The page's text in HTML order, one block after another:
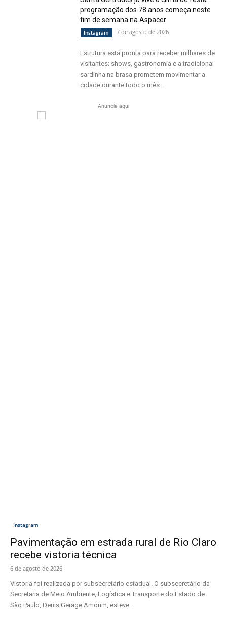
programação dos 78 anos começa neste
fim de semana na Aspacer
Instagram 7 de agosto de 2026
Estrutura está pronta para receber milhares de
visitantes; shows, gastronomia e a tradicional
sardinha na brasa prometem movimentar a
cidade durante todo o mês...
Anuncie aqui
Instagram
Pavimentação em estrada rural de Rio Claro
recebe vistoria técnica
6 de agosto de 2026
Vistoria foi realizada por subsecretário estadual. O subsecretário da
Secretaria de Meio Ambiente, Logística e Transporte do Estado de
São Paulo, Denis Gerage Amorim, esteve...